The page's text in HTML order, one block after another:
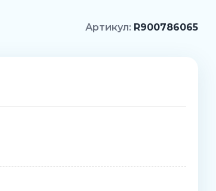
Артикул: R900786065